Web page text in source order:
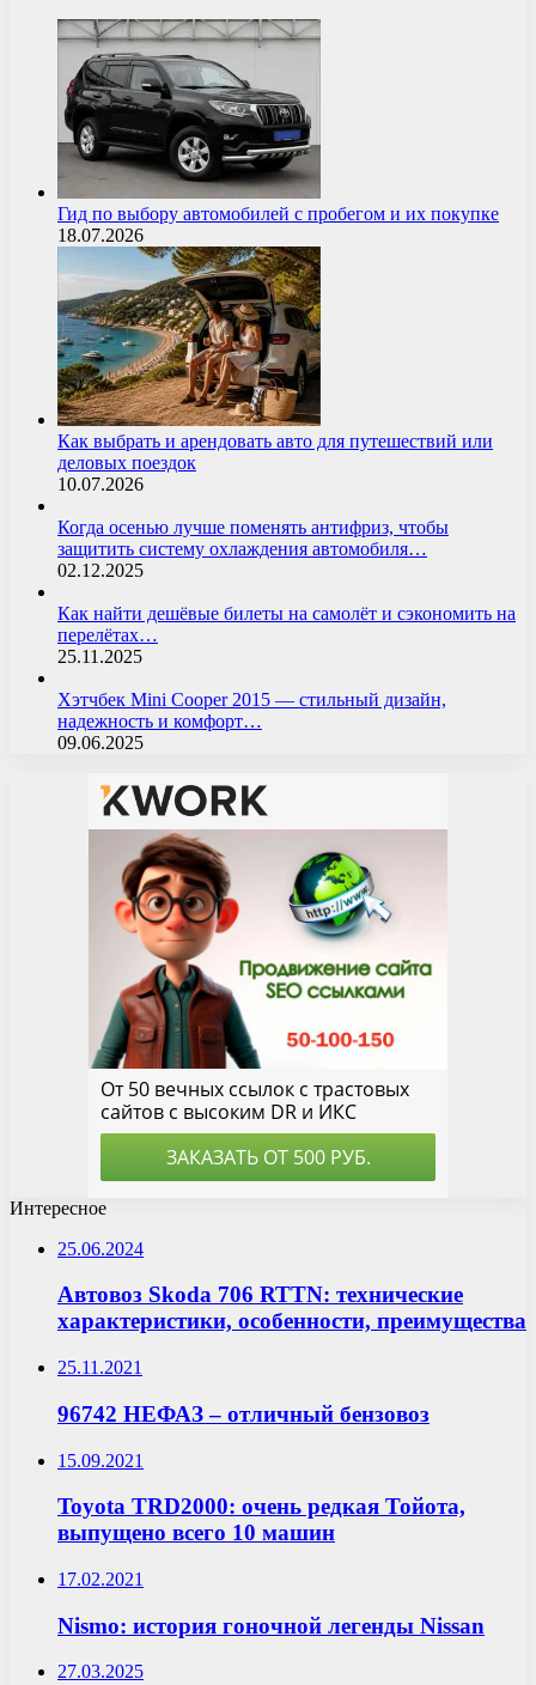
Гид по выбору автомобилей с пробегом и их покупке
18.07.2026
Как выбрать и арендовать авто для путешествий или
деловых поездок
10.07.2026
Когда осенью лучше поменять антифриз, чтобы
защитить систему охлаждения автомобиля…
02.12.2025
Как найти дешёвые билеты на самолёт и сэкономить на
перелётах…
25.11.2025
Хэтчбек Mini Cooper 2015 — стильный дизайн,
надежность и комфорт…
09.06.2025
Интересное
25.06.2024
Автовоз Skoda 706 RTTN: технические
характеристики, особенности, преимущества
25.11.2021
96742 НЕФАЗ – отличный бензовоз
15.09.2021
Toyota TRD2000: очень редкая Тойота,
выпущено всего 10 машин
17.02.2021
Nismo: история гоночной легенды Nissan
27.03.2025